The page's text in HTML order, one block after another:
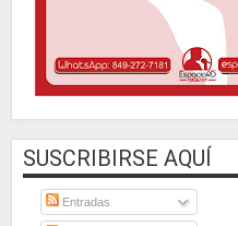
SUSCRIBIRSE AQUÍ
Entradas